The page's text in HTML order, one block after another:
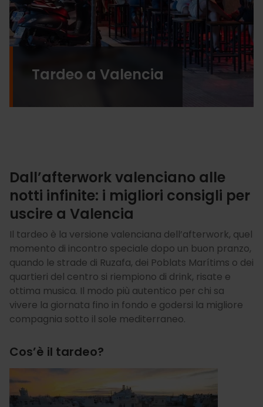
Tardeo a Valencia
Dall’afterwork valenciano alle
notti infinite: i migliori consigli per
uscire a Valencia
Il tardeo è la versione valenciana dell’afterwork, quel
momento di incontro speciale dopo un buon pranzo,
quando le strade di Ruzafa, dei Poblats Marítims o dei
quartieri del centro si riempiono di drink, risate e
ottima musica. Il modo più autentico per chi sa
vivere la giornata fino in fondo e godersi la migliore
compagnia sotto il sole mediterraneo.
Cos’è il tardeo?